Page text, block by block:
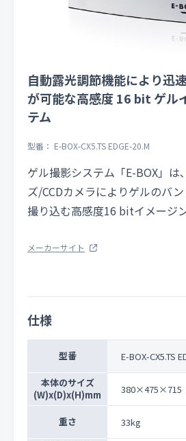
自動露光調節機能により迅
が可能な高感度 16 bit ゲル
テム
型番： E-BOX-CX5.TS EDGE-20.M
ゲル撮影システム「E-BOX」は
ズ/CCDカメラによりゲルのバ
撮り込む高感度16 bitイメージ
メーカーサイト
仕様
型番
E-BOX-CX5.TS
本体のサイズ
(W)x(D)x(H)mm
380×475×715
重さ
33kg